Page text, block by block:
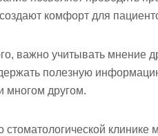
комфорт для
важно учитывать мнение
полезную
многом другом.
стоматологической